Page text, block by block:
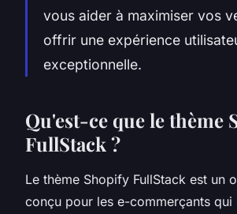
vous aider à maximiser vos
offrir une expérience
exceptionnelle.
Qu'est-ce que le thème
FullStack ?
Le thème Shopify FullStack est un
conçu pour les e-commerçants qui